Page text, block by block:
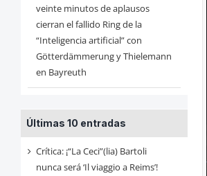
veinte minutos de aplausos
cierran el fallido Ring de la
“Inteligencia artificial” con
Götterdämmerung y Thielemann
en Bayreuth
Últimas 10 entradas
Crítica: ¡“La Ceci”(lia) Bartoli
nunca será ‘Il viaggio a Reims’!